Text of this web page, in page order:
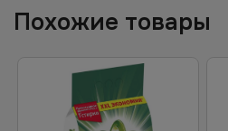
Похожие товары